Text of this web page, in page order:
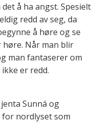
å ha angst. Spesielt
redd av seg, da
å høre og se
høre. Når man blir
man fantaserer om
er redd.
Sunná og
nordlyset som